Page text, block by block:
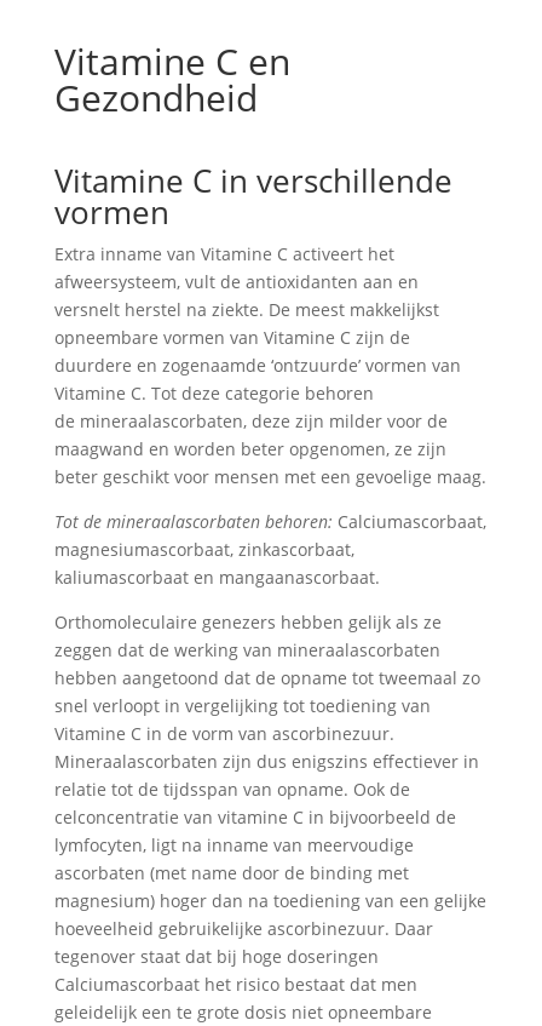
Vitamine C en
Gezondheid
Vitamine C in verschillende
vormen
Extra inname van Vitamine C activeert het
afweersysteem, vult de antioxidanten aan en
versnelt herstel na ziekte. De meest makkelijkst
opneembare vormen van Vitamine C zijn de
duurdere en zogenaamde ‘ontzuurde’ vormen van
Vitamine C. Tot deze categorie behoren
de mineraalascorbaten, deze zijn milder voor de
maagwand en worden beter opgenomen, ze zijn
beter geschikt voor mensen met een gevoelige maag.
Tot de mineraalascorbaten behoren: Calciumascorbaat,
magnesiumascorbaat, zinkascorbaat,
kaliumascorbaat en mangaanascorbaat.
Orthomoleculaire genezers hebben gelijk als ze
zeggen dat de werking van mineraalascorbaten
hebben aangetoond dat de opname tot tweemaal zo
snel verloopt in vergelijking tot toediening van
Vitamine C in de vorm van ascorbinezuur.
Mineraalascorbaten zijn dus enigszins effectiever in
relatie tot de tijdsspan van opname. Ook de
celconcentratie van vitamine C in bijvoorbeeld de
lymfocyten, ligt na inname van meervoudige
ascorbaten (met name door de binding met
magnesium) hoger dan na toediening van een gelijke
hoeveelheid gebruikelijke ascorbinezuur. Daar
tegenover staat dat bij hoge doseringen
Calciumascorbaat het risico bestaat dat men
geleidelijk een te grote dosis niet opneembare